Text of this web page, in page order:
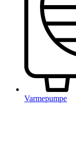
Varmepumpe